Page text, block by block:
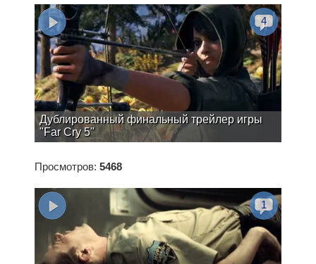
Дублированный финальный трейлер игры
"Far Cry 5"
4
Просмотров: 5468
1